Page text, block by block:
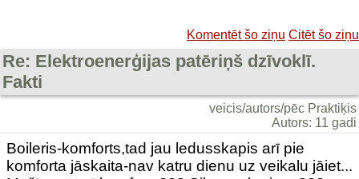
Komentēt šo ziņu Citēt šo ziņu
Re: Elektroenerģijas patēriņš dzīvoklī.
Fakti
veicis/autors/pēc Praktiķis
Autors: 11 gadi
Boileris-komforts,tad jau ledusskapis arī pie
komforta jāskaita-nav katru dienu uz veikalu jāiet...